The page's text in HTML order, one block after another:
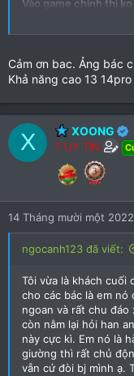
Vào game chính thì
nước lại còn khít
Còn về phần trang
Có ảnh mình hoạ
Hẹn em lsau a quay lại
Cảm ơn bac. Ảng bác
Khả năng cao 13
X XOONG
? UY TÍN
14 Tháng mười một 2022
ngocanh123 đã viết:
Tôi vừa là khách cuối
cho các bác là em nó
ngoan và rất chu đáo
còn nằm lại hỏi han
này cực kì. Em nó là
giường thì rất chủ
vẫn cứ đòi bj mình ạ.